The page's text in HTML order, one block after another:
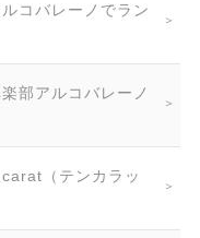
コバレーノでラン
部アルコバレーノ
（テンカラッ